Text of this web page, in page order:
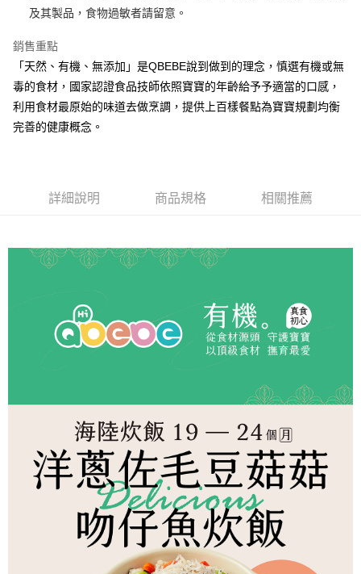
流程，驗證手機門號後，選擇欲分期的期數、繳款截止日，確認付款後即完
3.實際核准額度、可分期數及費用金額請依後續交易確認頁面所載為準。
4.訂單成立30分鐘內，如未前往確認交易或遇審核未通過，訂單將自動取
法說明評估內容。
【繳款方式說明】
1.分期款項不併入電信帳單，「大哥付你分期」於每月結算日後寄送繳費提
醒簡訊。
【注意事項】
1.本服務係由「台灣大哥大股份有限公司」（以下簡稱本公司）所提供，讓
2.基於同意付款使用「大哥付你分期」之契約關係目的，商店將以您的個人
資料（包含姓名、電話或地址）提供予台灣大哥大進項蒐集、處理及利用，
3.完整用戶服務條款，請詳閱以下連結：
https://oppay.tw/userRule
相關說明
AFTEE先享後付是「在收到商品之後才付款」的支付方式。 讓您購物簡單
便利好安心！
１．簡單：不需註冊會員、不需綁卡、不需儲值。
２．便利：只要手機號碼，簡訊認證，即可結帳。
【「AFTEE先享後付」結帳流程】
ATM／網路銀行／等多元方式進行付款，方視為交易完成。
※ 交易是否成功請以「AFTEE先享後付 」之結帳頁面顯示為準，若有關於
是否繳費成功／繳費後需取消欲退款等相關疑問，請聯繫「AFTEE先享後付
【注意事項】
１．透過由恩沛科技股份有限公司提供之「AFTEE先享後付」服務完成之交
易，需依本服務之必要範圍內提供個人資料，並將交易相關給付款項請求債
權轉讓予恩沛科技股份有限公司。
２．關於個人資料處理事宜，請瀏覽以下網址：
３．未成年的使用者請事先徵得法定代理人或監護人之同意方可使用
４．使用「AFTEE先享後付」時，將依據個別帳號之用戶狀況，依本公司即
時審查核予不同之上限額度；若仍有額度不足之情形，本公司將視審查結果
請求用戶進行身份認證。
５．嚴禁一人註冊多個帳號或使用他人資訊註冊。若發現惡意使用之情形，
恩沛科技股份有限公司將有權停止該用戶之使用額度並採取法律行動。
冷凍付款後全家取貨(最快取貨為下單後+2日)
每筆NT$130，滿NT$1,500(含以上)免運費
冷凍宅配-本島
冷凍宅配-離島
及其製品，食物過敏者請留意。
銷售重點
「天然、有機、無添加」是QBEBE說到做到的理念，慎選有機或無
毒的食材，國家認證食品技師依照寶寶的年齡給予予適當的口感，
利用食材最原始的味道去做烹調，提供上百樣餐點為寶寶規劃均衡
完善的健康概念。
詳細說明 商品規格 相關推薦